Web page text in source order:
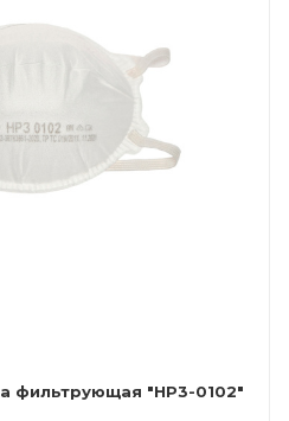
фильтрующая "НР3-0102"